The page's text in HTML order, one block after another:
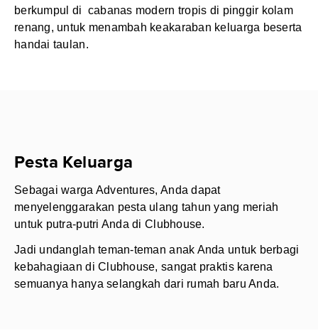
berkumpul di cabanas modern tropis di pinggir kolam
renang, untuk menambah keakaraban keluarga beserta
handai taulan.
Pesta Keluarga
Sebagai warga Adventures, Anda dapat
menyelenggarakan pesta ulang tahun yang meriah
untuk putra-putri Anda di Clubhouse.
Jadi undanglah teman-teman anak Anda untuk berbagi
kebahagiaan di Clubhouse, sangat praktis karena
semuanya hanya selangkah dari rumah baru Anda.